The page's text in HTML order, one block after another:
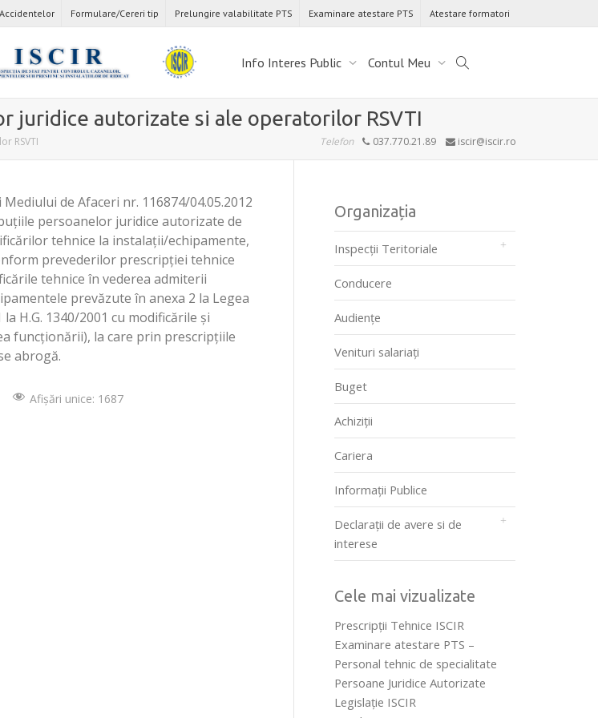
Formulare/Cereri tip Prelungire valabilitate PTS Examinare atestare PTS Atestare formatori
Info Interes Public Contul Meu
juridice autorizate si ale operatorilor RSVTI
RSVTI Telefon 037.770.21.89 iscir@iscir.ro
de Afaceri nr. 116874/04.05.2012
persoanelor juridice autorizate de
tehnice la instalații/echipamente,
prevederilor prescripției tehnice
tehnice în vederea admiterii
prevăzute în anexa 2 la Legea
H.G. 1340/2001 cu modificările și
funcționării), la care prin prescripțiile
abrogă.
Afișări unice: 1687
Organizația
Inspecții Teritoriale
Conducere
Audienţe
Venituri salariați
Buget
Achiziții
Cariera
Informații Publice
Declarații de avere si de
interese
Cele mai vizualizate
Prescripţii Tehnice ISCIR
Examinare atestare PTS –
Personal tehnic de specialitate
Persoane Juridice Autorizate
Legislaţie ISCIR